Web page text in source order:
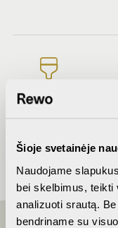
Šioje svetainėje
Naudojame
bei skelbimus, teikti
analizuoti srautą.
bendriname su
Dalinės
apdailos
aprašymas